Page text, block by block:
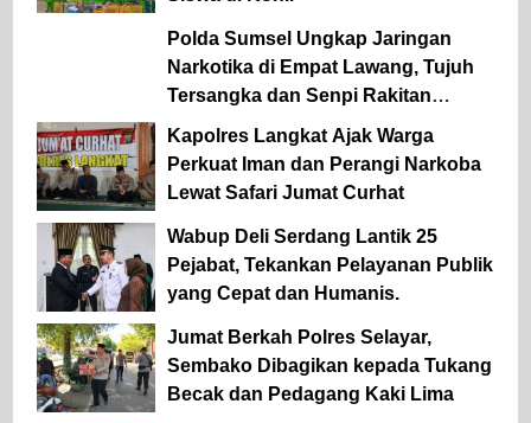
Polda Sumsel Ungkap Jaringan
Narkotika di Empat Lawang, Tujuh
Tersangka dan Senpi Rakitan
Diamankan
Kapolres Langkat Ajak Warga
Perkuat Iman dan Perangi Narkoba
Lewat Safari Jumat Curhat
Wabup Deli Serdang Lantik 25
Pejabat, Tekankan Pelayanan Publik
yang Cepat dan Humanis.
Jumat Berkah Polres Selayar,
Sembako Dibagikan kepada Tukang
Becak dan Pedagang Kaki Lima